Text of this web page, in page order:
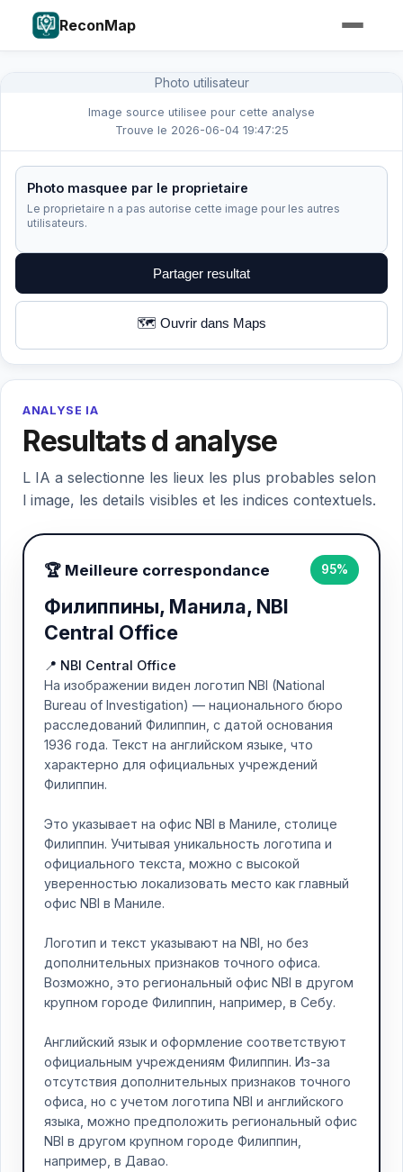
ReconMap
Photo utilisateur
Image source utilisee pour cette analyse
Trouve le 2026-06-04 19:47:25
Photo masquee par le proprietaire
Le proprietaire n a pas autorise cette image pour les autres
utilisateurs.
Partager resultat
🗺️ Ouvrir dans Maps
ANALYSE IA
Resultats d analyse
L IA a selectionne les lieux les plus probables selon
l image, les details visibles et les indices contextuels.
🏆 Meilleure correspondance 95%
Филиппины, Манила, NBI
Central Office
📍 NBI Central Office
На изображении виден логотип NBI (National
Bureau of Investigation) — национального бюро
расследований Филиппин, с датой основания
1936 года. Текст на английском языке, что
характерно для официальных учреждений
Филиппин.
Это указывает на офис NBI в Маниле, столице
Филиппин. Учитывая уникальность логотипа и
официального текста, можно с высокой
уверенностью локализовать место как главный
офис NBI в Маниле.
Логотип и текст указывают на NBI, но без
дополнительных признаков точного офиса.
Возможно, это региональный офис NBI в другом
крупном городе Филиппин, например, в Себу.
Английский язык и оформление соответствуют
официальным учреждениям Филиппин. Из-за
отсутствия дополнительных признаков точного
офиса, но с учетом логотипа NBI и английского
языка, можно предположить региональный офис
NBI в другом крупном городе Филиппин,
например, в Давао.